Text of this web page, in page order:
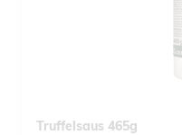
Truffelsaus 465g